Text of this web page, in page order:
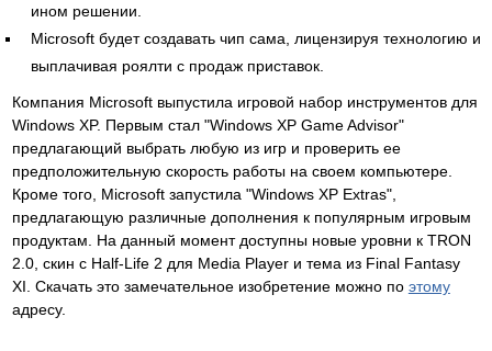
ином решении.
Microsoft будет создавать чип сама, лицензируя технологию и
выплачивая роялти с продаж приставок.
Компания Microsoft выпустила игровой набор инструментов для
Windows XP. Первым стал "Windows XP Game Advisor"
предлагающий выбрать любую из игр и проверить ее
предположительную скорость работы на своем компьютере.
Кроме того, Microsoft запустила "Windows XP Extras",
предлагающую различные дополнения к популярным игровым
продуктам. На данный момент доступны новые уровни к TRON
2.0, скин с Half-Life 2 для Media Player и тема из Final Fantasy
XI. Скачать это замечательное изобретение можно по этому
адресу.